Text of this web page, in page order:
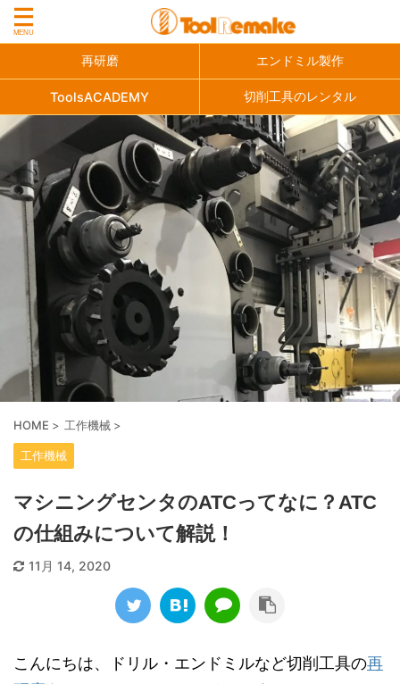
再研磨 エンドミル製作
ToolsACADEMY 切削工具のレンタル
HOME > 工作機械 >
工作機械
マシニングセンタのATCってなに？ATC
の仕組みについて解説！
11月 14, 2020
こんにちは、ドリル・エンドミルなど切削工具の再